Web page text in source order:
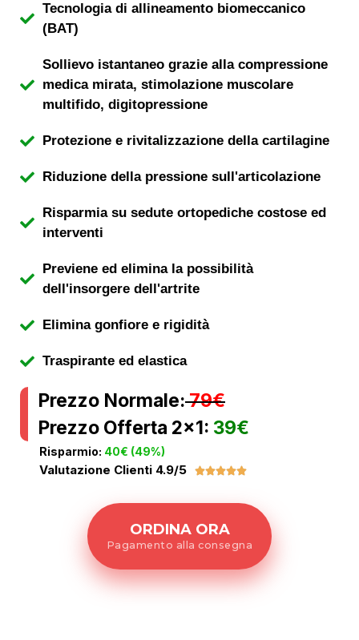
Tecnologia di allineamento biomeccanico
(BAT)
Sollievo istantaneo grazie alla compressione
medica mirata, stimolazione muscolare
multifido, digitopressione
Protezione e rivitalizzazione della cartilagine
Riduzione della pressione sull'articolazione
Risparmia su sedute ortopediche costose ed
interventi
Previene ed elimina la possibilità
dell'insorgere dell'artrite
Elimina gonfiore e rigidità
Traspirante ed elastica
Prezzo Normale:79€
Prezzo Offerta 2×1: 39€
Risparmio: 40€ (49%)
Valutazione Clienti 4.9/5 
ORDINA ORA
Pagamento alla consegna